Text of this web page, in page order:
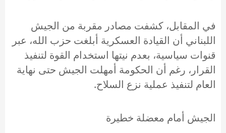
في المقابل، كشفت مصادر مقربة من الجيش
اللبناني أن القيادة العسكرية أبلغت حزب الله، عبر
قنوات سياسية، بعدم نيتها استخدام القوة لتنفيذ
القرار، رغم أن الحكومة أمهلت الجيش حتى نهاية
العام لتنفيذ عملية نزع السلاح.
الجيش أمام معضلة خطيرة